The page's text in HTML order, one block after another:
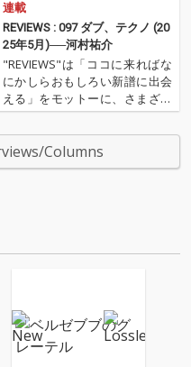
連載
REVIEWS : 097 ダブ、テクノ (20
25年5月)──河村祐介
"REVIEWS"は「ココに来ればな
にかしらおもしろい新譜に出会
える」をモットーに、さまざま
な書き手がここ数ヶ月の新譜か
らエッセンシャルな9枚を選び
レヴューするコーナー。今回の
更新は、OTOTOY編集長でもあ
Columns